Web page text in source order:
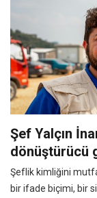
Şef Yalçın
dönüştürücü
Şeflik kimliğini
bir ifade biçimi, bir